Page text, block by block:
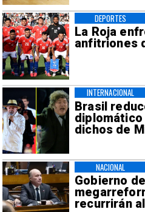
La Roja
anfitriones
DEPORTES
Brasil
dichos de
INTERNACIONAL
Gobierno
recurrirán
NACIONAL